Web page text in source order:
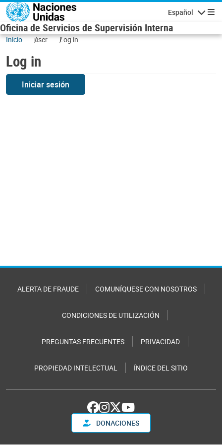
Skip to main content
Español
Oficina de Servicios de Supervisión Interna
Inicio user Log in
Log in
Iniciar sesión
ALERTA DE FRAUDE COMUNÍQUESE CON NOSOTROS
CONDICIONES DE UTILIZACIÓN
PREGUNTAS FRECUENTES PRIVACIDAD
PROPIEDAD INTELECTUAL ÍNDICE DEL SITIO
DONACIONES